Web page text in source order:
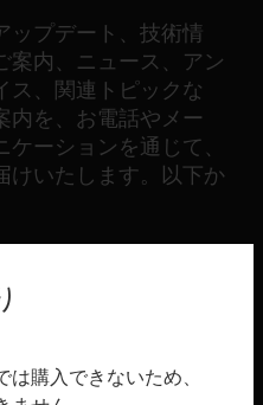
ップデート、技術情
案内、ニュース、アン
ス、関連トピックな
内を、お電話やメー
ーションを通じて、
けいたします。以下か
購入できないため、